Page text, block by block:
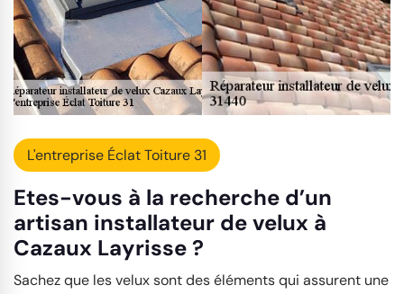
L'entreprise Éclat Toiture 31
Etes-vous à la recherche d’un
artisan installateur de velux à
Cazaux Layrisse ?
Sachez que les velux sont des éléments qui assurent une